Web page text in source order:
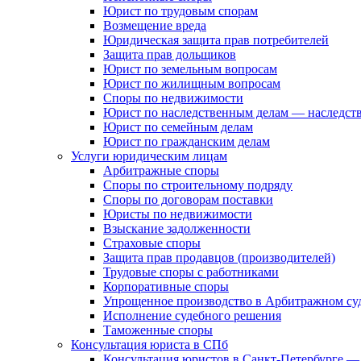
Юрист по трудовым спорам
Возмещение вреда
Юридическая защита прав потребителей
Защита прав дольщиков
Юрист по земельным вопросам
Юрист по жилищным вопросам
Споры по недвижимости
Юрист по наследственным делам —
Юрист по семейным делам
Юрист по гражданским делам
Услуги юридическим лицам
Арбитражные споры
Споры по строительному подряду
Споры по договорам поставки
Юристы по недвижимости
Взыскание задолженности
Страховые споры
Защита прав продавцов (производителей)
Трудовые споры с работниками
Корпоративные споры
Упрощенное производство в Арбитражном
Исполнение судебного решения
Таможенные споры
Консультация юриста в СПб